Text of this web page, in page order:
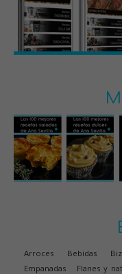
Arroces Bebidas
Empanadas Flanes y